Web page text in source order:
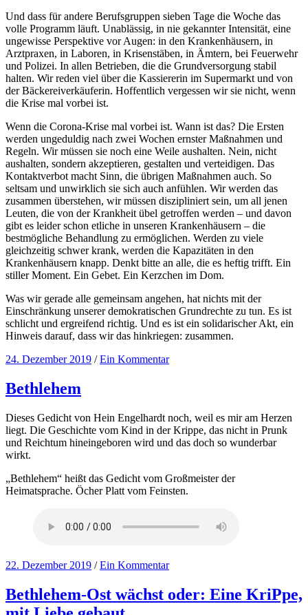
Und dass für andere Berufsgruppen sieben Tage die Woche das
volle Programm läuft. Unablässig, in nie gekannter Intensität, eine
ungewisse Perspektive vor Augen: in den Krankenhäusern, in
Arztpraxen, in Laboren, in Krisenstäben, in Ämtern, bei Feuerwehr
und Polizei. In allen Betrieben, die die Grundversorgung stabil
halten. Wir reden viel über die Kassiererin im Supermarkt und von
der Bäckereiverkäuferin. Hoffentlich vergessen wir sie nicht, wenn
die Krise mal vorbei ist.
Wenn die Corona-Krise mal vorbei ist. Wann ist das? Die Ersten
werden ungeduldig nach zwei Wochen ernster Maßnahmen und
Regeln. Wir müssen sie noch eine Weile aushalten. Nein, nicht
aushalten, sondern akzeptieren, gestalten und verteidigen. Das
Kontaktverbot macht Sinn, die übrigen Maßnahmen auch. So
seltsam und unwirklich sie sich auch anfühlen. Wir werden das
zusammen überstehen, wir müssen diszipliniert sein, um all jenen
Leuten, die von der Krankheit übel getroffen werden – und davon
gibt es leider schon etliche in unseren Krankenhäusern – die
bestmögliche Behandlung zu ermöglichen. Werden zu viele
gleichzeitig schwer krank, werden die Kapazitäten in den
Krankenhäusern knapp. Denkt bitte an alle, die es heftig trifft. Ein
stiller Moment. Ein Gebet. Ein Kerzchen im Dom.
Was wir gerade alle gemeinsam angehen, hat nichts mit der
Einschränkung unserer demokratischen Grundrechte zu tun. Es ist
schlicht und ergreifend richtig. Und es ist ein solidarischer Akt, ein
Hinweis darauf, dass wir das hinkriegen: zusammen.
24. Dezember 2019 / Ein Kommentar
Bethlehem
Dieses Gedicht von Hein Engelhardt noch, weil es mir am Herzen
liegt. Die Geschichte vom Kind in der Krippe, das nicht in Prunk
und Reichtum hineingeboren wird und das doch so wunderbar
wirkt.
„Bethlehem“ heißt das Gedicht vom Großmeister der
Heimatsprache. Öcher Platt vom Feinsten.
22. Dezember 2019 / Ein Kommentar
Bethlehem-Ost wächst oder: Eine KriPpe,